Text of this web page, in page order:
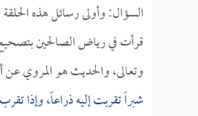
السؤال: وأولى رسائل هذه
قرأت في رياض الصالحين
وتعالى، والحديث هو المروي عن
شبراً تقربت إليه ذراعاً، وإذا